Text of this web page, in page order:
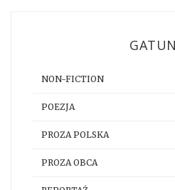
NON-FICTION
POEZJA
PROZA POLSKA
PROZA OBCA